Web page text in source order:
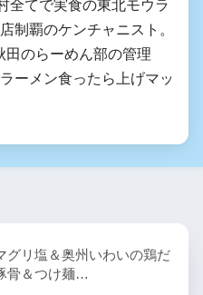
全てで実食の東北モウラ
制覇のケンチャニスト。
のらーめん部の管理
ーメン食ったら上げマッ
グリ塩＆奥州いわいの鶏だ
骨＆つけ麺…